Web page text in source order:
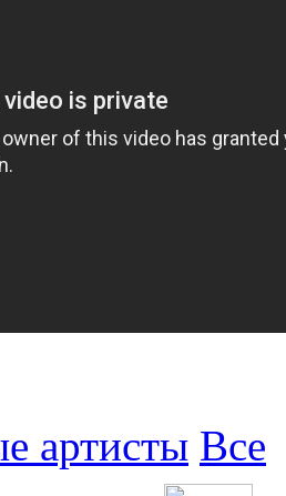
артисты Все